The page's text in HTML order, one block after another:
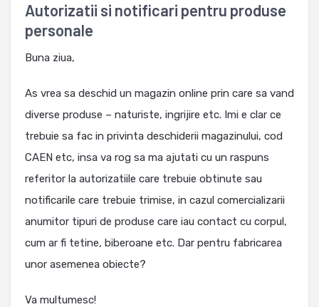
Autorizatii si notificari pentru produse
personale
Buna ziua,
As vrea sa deschid un magazin online prin care sa vand
diverse produse – naturiste, ingrijire etc. Imi e clar ce
trebuie sa fac in privinta deschiderii magazinului, cod
CAEN etc, insa va rog sa ma ajutati cu un raspuns
referitor la autorizatiile care trebuie obtinute sau
notificarile care trebuie trimise, in cazul comercializarii
anumitor tipuri de produse care iau contact cu corpul,
cum ar fi tetine, biberoane etc. Dar pentru fabricarea
unor asemenea obiecte?
Va multumesc!